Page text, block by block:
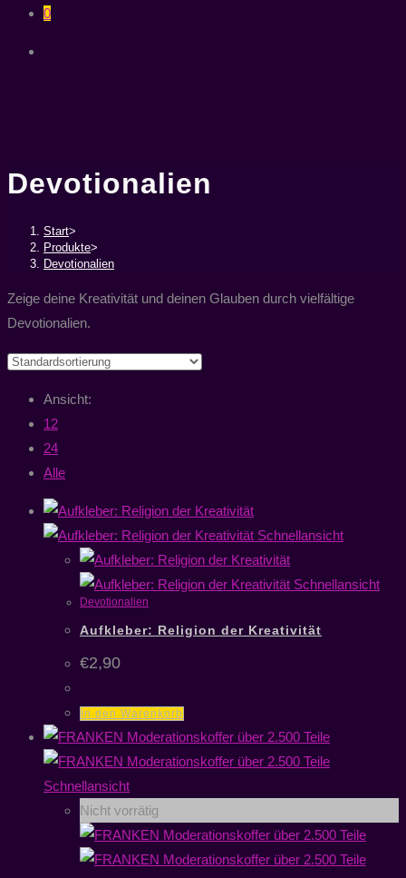
0
Devotionalien
Start>
Produkte>
Devotionalien
Zeige deine Kreativität und deinen Glauben durch vielfältige
Devotionalien.
Ansicht:
12
24
Alle
Schnellansicht
Schnellansicht
Devotionalien
Aufkleber: Religion der Kreativität
€2,90
In den Warenkorb
Schnellansicht
Nicht vorrätig